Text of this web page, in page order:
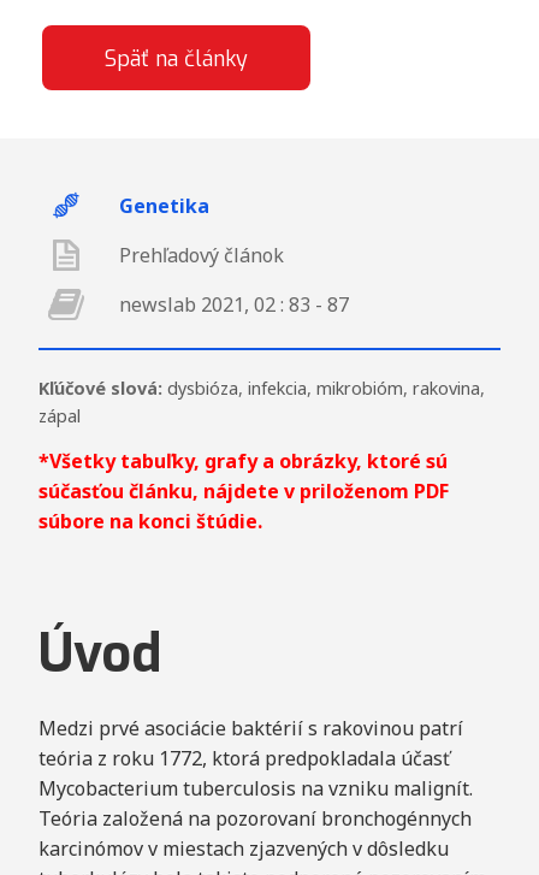
Späť na články
Genetika
Prehľadový článok
newslab 2021, 02 : 83 - 87
Kľúčové slová: dysbióza, infekcia, mikrobióm, rakovina,
zápal
*Všetky tabuľky, grafy a obrázky, ktoré sú
súčasťou článku, nájdete v priloženom PDF
súbore na konci štúdie.
Úvod
Medzi prvé asociácie baktérií s rakovinou patrí
teória z roku 1772, ktorá predpokladala účasť
Mycobacterium tuberculosis na vzniku malignít.
Teória založená na pozorovaní bronchogénnych
karcinómov v miestach zjazvených v dôsledku